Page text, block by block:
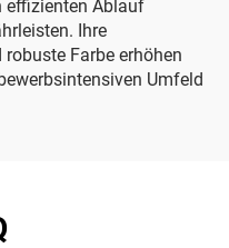
effizienten Ablauf
Ihre
Farbe erhöhen
Umfeld